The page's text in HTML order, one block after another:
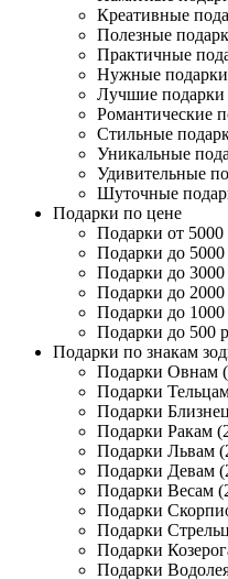
Креативные
Полезные
Практичные
Нужные подарки
Лучшие подарки
Романтические
Стильные
Уникальные
Удивительные
Шуточные
Подарки по цене
Подарки от 5000
Подарки до 5000
Подарки до 3000
Подарки до 2000
Подарки до 1000
Подарки до 500
Подарки по знакам
Подарки Овнам
Подарки
Подарки
Подарки Ракам
Подарки Львам
Подарки Девам
Подарки Весам
Подарки
Подарки
Подарки
Подарки